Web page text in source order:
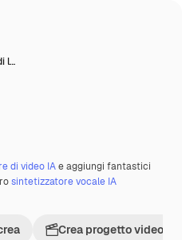
l…
di video IAe aggiungi fantastici
sintetizzatore vocale IA
Crea progetto video